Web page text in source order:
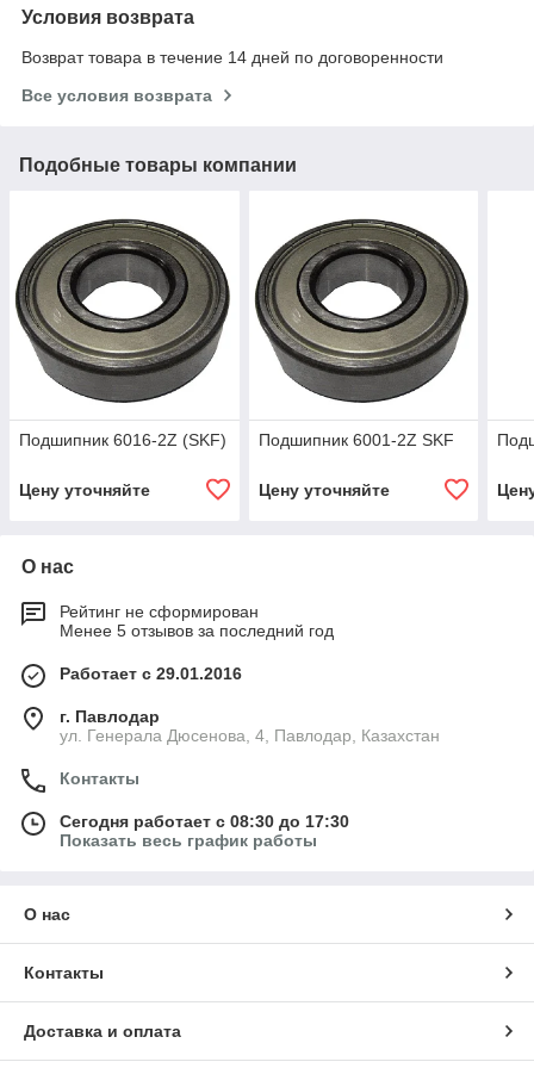
Условия возврата
Возврат товара в течение 14 дней по договоренности
Все условия возврата
Подобные товары компании
Подшипник 6016-2Z (SKF)
Цену уточняйте
Подшипник 6001-2Z SKF
Цену уточняйте
О нас
Рейтинг не сформирован
Менее 5 отзывов за последний год
Работает с 29.01.2016
г. Павлодар
ул. Генерала Дюсенова, 4, Павлодар, Казахстан
Контакты
Сегодня работает с 08:30 до 17:30
Показать весь график работы
О нас
Контакты
Доставка и оплата